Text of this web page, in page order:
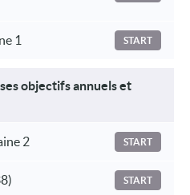
1 START
objectifs annuels et
2 START
START